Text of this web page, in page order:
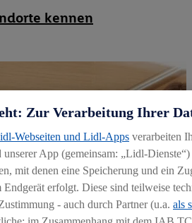
kennen
Zur Verarbeitung Ihrer
Webseiten und Lidl-Apps verarbeiten
unserer App (gemeinsam: „Lidl-
mit denen eine Speicherung und ein
erfolgt. Diese sind teilweise
- auch durch Partner (u.a. als